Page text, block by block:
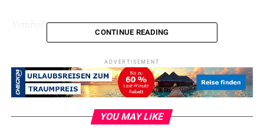
Symbolfoto / Archiv
ADVERTISEMENT
CONTINUE READING
ADVERTISEMENT
YOU MAY LIKE